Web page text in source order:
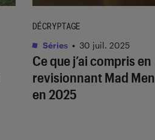
Ce que j’ai compris en
revisionnantMad Men
en 2025
DÉCRYPTAGE
Séries • 30 juil. 2025